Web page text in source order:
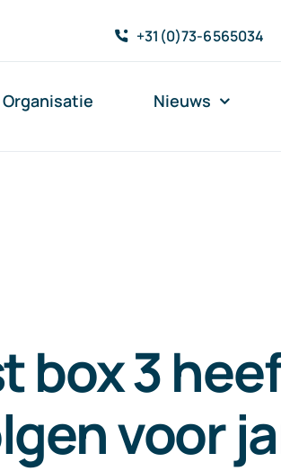
+31(0)73-6565034
Organisatie Nieuws
box 3
voor